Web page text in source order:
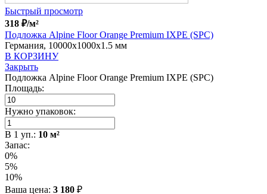
Быстрый просмотр
318 ₽/м²
Подложка Alpine Floor Orange Premium IXPE (SPC)
Германия, 10000x1000x1.5 мм
В КОРЗИНУ
Закрыть
Подложка Alpine Floor Orange Premium IXPE (SPC)
Площадь:
Нужно упаковок:
В 1 уп.: 10 м²
Запас:
0%
5%
10%
Ваша цена: 3 180 ₽